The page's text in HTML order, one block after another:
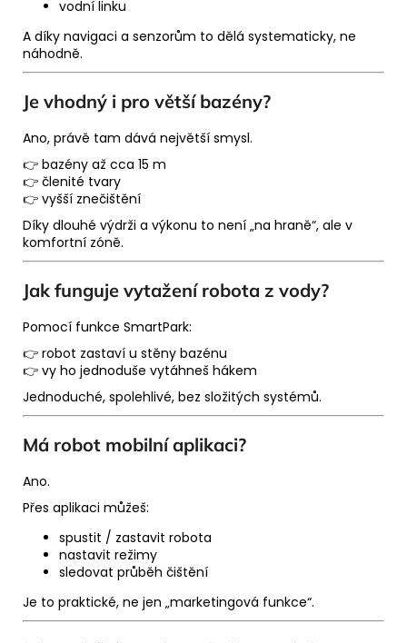
vodní linku
A díky navigaci a senzorům to dělá systematicky, ne
náhodně.
Je vhodný i pro větší bazény?
Ano, právě tam dává největší smysl.
👉 bazény až cca 15 m
👉 členité tvary
👉 vyšší znečištění
Díky dlouhé výdrži a výkonu to není „na hraně“, ale v
komfortní zóně.
Jak funguje vytažení robota z vody?
Pomocí funkce SmartPark:
👉 robot zastaví u stěny bazénu
👉 vy ho jednoduše vytáhneš hákem
Jednoduché, spolehlivé, bez složitých systémů.
Má robot mobilní aplikaci?
Ano.
Přes aplikaci můžeš:
spustit / zastavit robota
nastavit režimy
sledovat průběh čištění
Je to praktické, ne jen „marketingová funkce“.